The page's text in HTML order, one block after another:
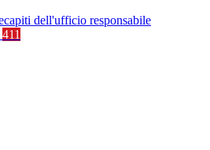
dell'ufficio responsabile
411